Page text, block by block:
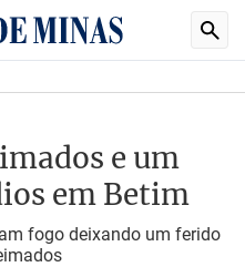
e um
em Betim
fogo deixando um ferido